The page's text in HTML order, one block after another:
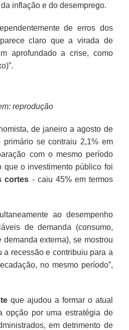
inflação e do desemprego.
de erros dos
claro que a virada de
aprofundado a crise, como
reprodução
de janeiro a agosto de
se contraiu 2,1% em
com o mesmo período
que o investimento público foi
cortes - caiu 45% em termos
ao desempenho
de demanda (consumo,
externa), se mostrou
a recessão e contribuiu para a
no mesmo período”,
que ajudou a formar o atual
opção por uma estratégia de
em detrimento de